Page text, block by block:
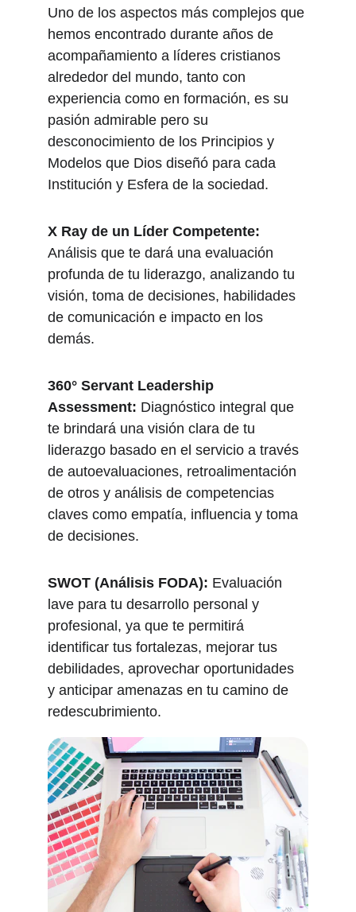
Uno de los aspectos más complejos que
hemos encontrado durante años de
acompañamiento a líderes cristianos
alrededor del mundo, tanto con
experiencia como en formación, es su
pasión admirable pero su
desconocimiento de los Principios y
Modelos que Dios diseñó para cada
Institución y Esfera de la sociedad.
X Ray de un Líder Competente:
Análisis que te dará una evaluación
profunda de tu liderazgo, analizando tu
visión, toma de decisiones, habilidades
de comunicación e impacto en los
demás.
360° Servant Leadership
Assessment: Diagnóstico integral que
te brindará una visión clara de tu
liderazgo basado en el servicio a través
de autoevaluaciones, retroalimentación
de otros y análisis de competencias
claves como empatía, influencia y toma
de decisiones.
SWOT (Análisis FODA): Evaluación
lave para tu desarrollo personal y
profesional, ya que te permitirá
identificar tus fortalezas, mejorar tus
debilidades, aprovechar oportunidades
y anticipar amenazas en tu camino de
redescubrimiento.